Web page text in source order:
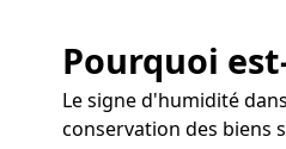
Pourquoi
Le signe d'humidité
conservation des biens